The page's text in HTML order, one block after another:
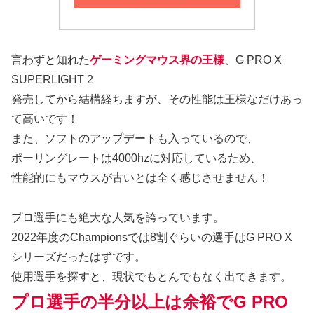
言わずと知れたゲーミングマウス界の王様 、G PRO X
SUPERLIGHT 2
発売してから結構経ちますが、その性能は王様なだけあっ
て高いです！
また、ソフトのアップデートも入っているので、
ポーリングレートは4000hzに対応しているため、
性能的にもマウスが古いとは全く感じさせません！
プロ選手にも絶大な人気を誇っています。
2022年度のChampionsでは8割ぐらいの選手はG PRO X
シリーズだったはずです。
使用選手を探すと、現状でもとんでもなく出てきます。
プロ選手の半分以上は余裕でG PRO